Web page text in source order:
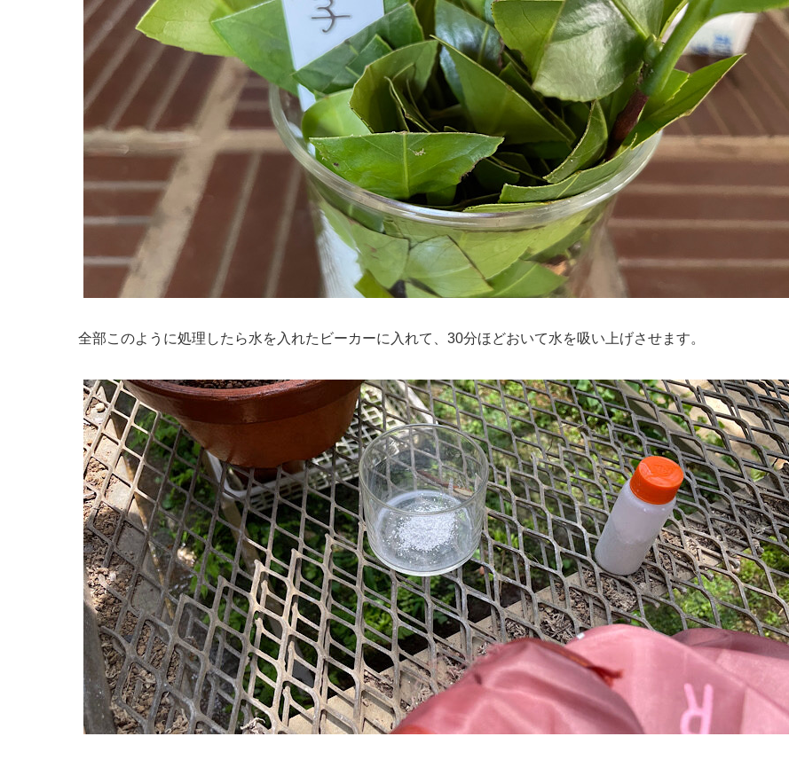
全部このように処理したら水を入れたビーカーに入れて、30分ほどおいて水を吸い上げさせます。